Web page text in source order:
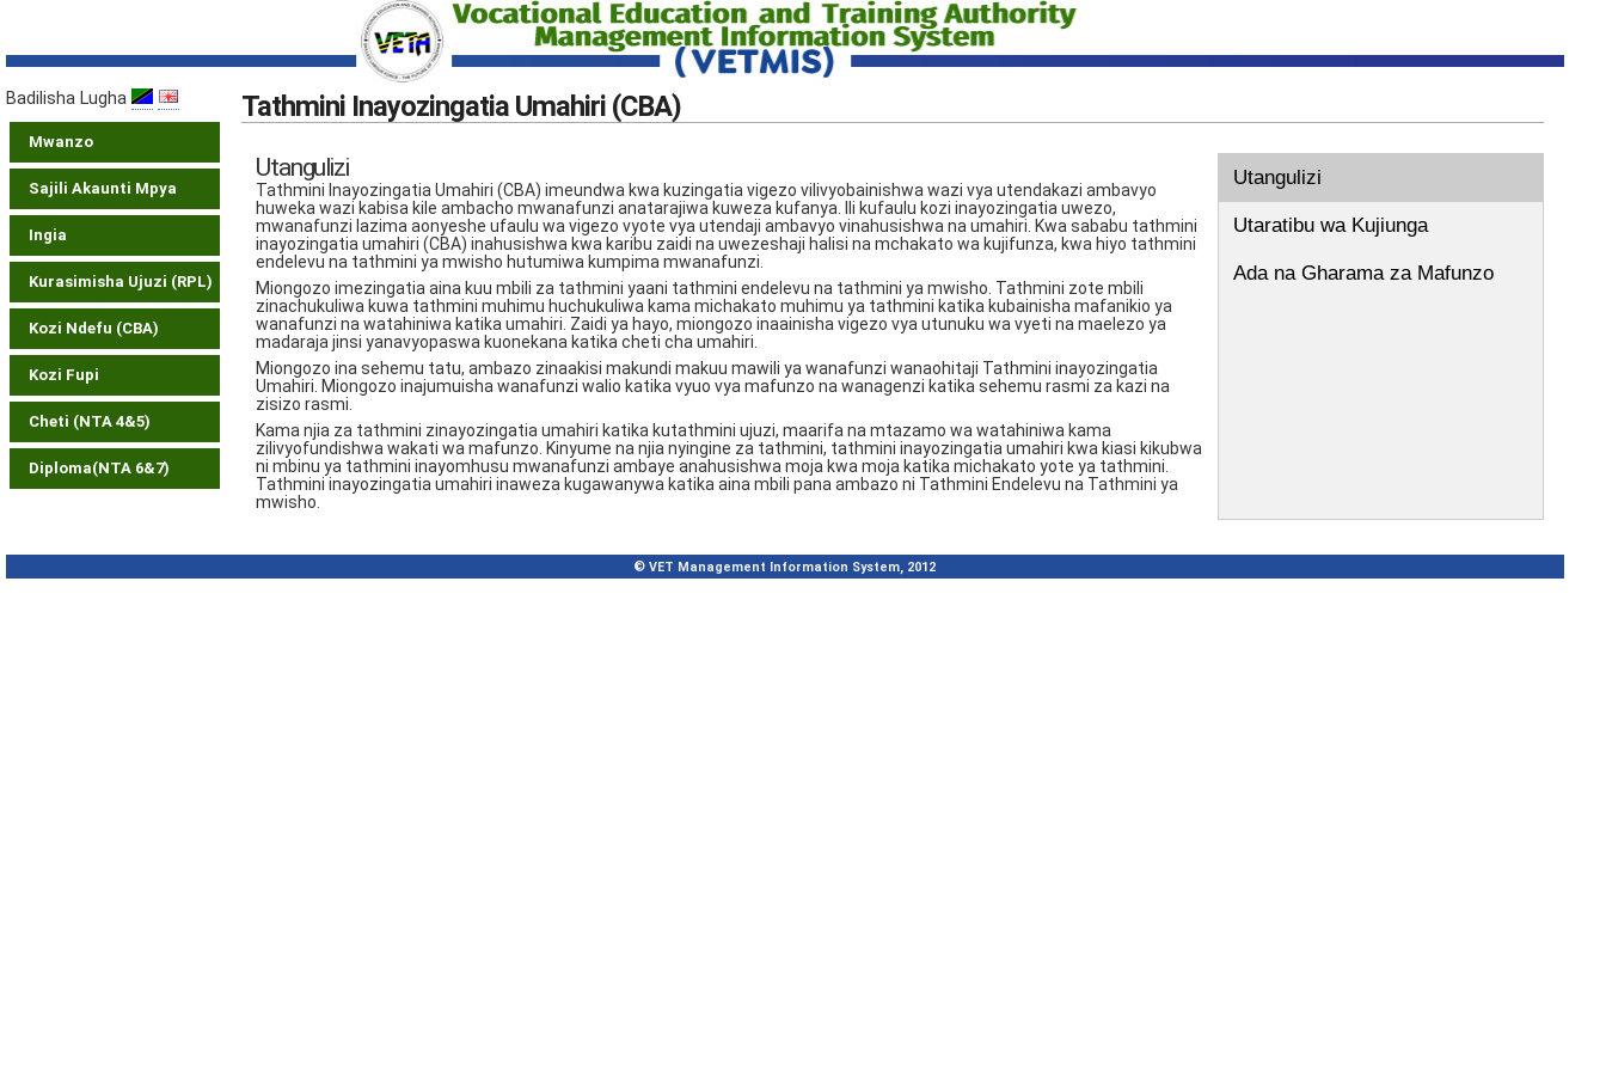
Badilisha Lugha
Mwanzo
Sajili Akaunti Mpya
Ingia
Kurasimisha Ujuzi (RPL)
Kozi Ndefu (CBA)
Kozi Fupi
Cheti (NTA 4&5)
Diploma(NTA 6&7)
Tathmini Inayozingatia Umahiri (CBA)
Utangulizi
Tathmini Inayozingatia Umahiri (CBA) imeundwa kwa kuzingatia vigezo vilivyobainishwa wazi vya utendakazi ambavyo
huweka wazi kabisa kile ambacho mwanafunzi anatarajiwa kuweza kufanya. Ili kufaulu kozi inayozingatia uwezo,
mwanafunzi lazima aonyeshe ufaulu wa vigezo vyote vya utendaji ambavyo vinahusishwa na umahiri. Kwa sababu tathmini
inayozingatia umahiri (CBA) inahusishwa kwa karibu zaidi na uwezeshaji halisi na mchakato wa kujifunza, kwa hiyo tathmini
endelevu na tathmini ya mwisho hutumiwa kumpima mwanafunzi.
Miongozo imezingatia aina kuu mbili za tathmini yaani tathmini endelevu na tathmini ya mwisho. Tathmini zote mbili
zinachukuliwa kuwa tathmini muhimu huchukuliwa kama michakato muhimu ya tathmini katika kubainisha mafanikio ya
wanafunzi na watahiniwa katika umahiri. Zaidi ya hayo, miongozo inaainisha vigezo vya utunuku wa vyeti na maelezo ya
madaraja jinsi yanavyopaswa kuonekana katika cheti cha umahiri.
Miongozo ina sehemu tatu, ambazo zinaakisi makundi makuu mawili ya wanafunzi wanaohitaji Tathmini inayozingatia
Umahiri. Miongozo inajumuisha wanafunzi walio katika vyuo vya mafunzo na wanagenzi katika sehemu rasmi za kazi na
zisizo rasmi.
Kama njia za tathmini zinayozingatia umahiri katika kutathmini ujuzi, maarifa na mtazamo wa watahiniwa kama
zilivyofundishwa wakati wa mafunzo. Kinyume na njia nyingine za tathmini, tathmini inayozingatia umahiri kwa kiasi kikubwa
ni mbinu ya tathmini inayomhusu mwanafunzi ambaye anahusishwa moja kwa moja katika michakato yote ya tathmini.
Tathmini inayozingatia umahiri inaweza kugawanywa katika aina mbili pana ambazo ni Tathmini Endelevu na Tathmini ya
mwisho.
Utangulizi
Utaratibu wa Kujiunga
Ada na Gharama za Mafunzo
© VET Management Information System, 2012